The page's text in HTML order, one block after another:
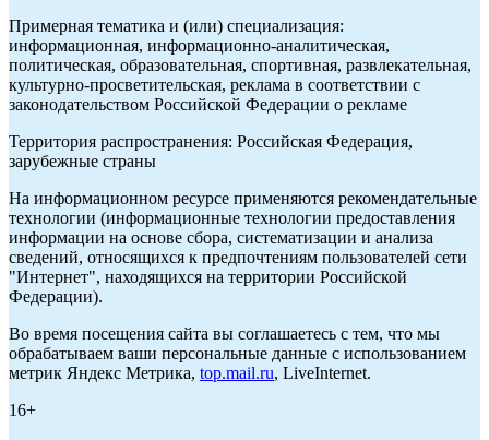
Примерная тематика и (или) специализация:
информационная, информационно-аналитическая,
политическая, образовательная, спортивная, развлекательная,
культурно-просветительская, реклама в соответствии с
законодательством Российской Федерации о рекламе
Территория распространения: Российская Федерация,
зарубежные страны
На информационном ресурсе применяются рекомендательные
технологии (информационные технологии предоставления
информации на основе сбора, систематизации и анализа
сведений, относящихся к предпочтениям пользователей сети
"Интернет", находящихся на территории Российской
Федерации).
Во время посещения сайта вы соглашаетесь с тем, что мы
обрабатываем ваши персональные данные с использованием
метрик Яндекс Метрика, top.mail.ru, LiveInternet.
16+